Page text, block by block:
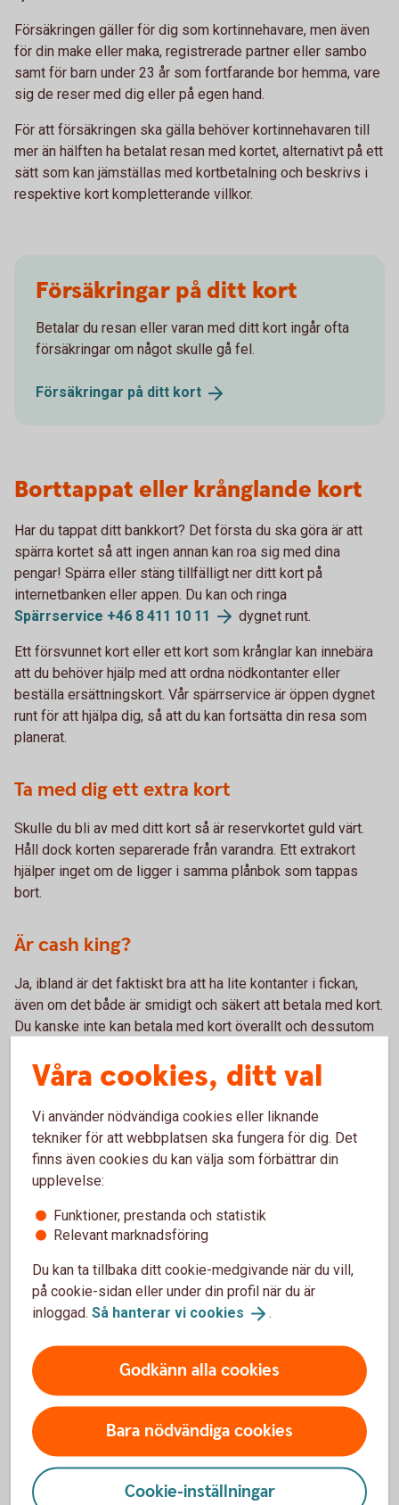
Försäkringen gäller för dig som kortinnehavare, men även
för din make eller maka, registrerade partner eller sambo
samt för barn under 23 år som fortfarande bor hemma, vare
sig de reser med dig eller på egen hand.
För att försäkringen ska gälla behöver kortinnehavaren till
mer än hälften ha betalat resan med kortet, alternativt på ett
sätt som kan jämställas med kortbetalning och beskrivs i
respektive kort kompletterande villkor.
Försäkringar på ditt kort
Betalar du resan eller varan med ditt kort ingår ofta
försäkringar om något skulle gå fel.
Försäkringar på ditt kort
Borttappat eller krånglande kort
Har du tappat ditt bankkort? Det första du ska göra är att
spärra kortet så att ingen annan kan roa sig med dina
pengar! Spärra eller stäng tillfälligt ner ditt kort på
internetbanken eller appen. Du kan och ringa
Spärrservice +46 8 411 10 11 dygnet runt.
Ett försvunnet kort eller ett kort som krånglar kan innebära
att du behöver hjälp med att ordna nödkontanter eller
beställa ersättningskort. Vår spärrservice är öppen dygnet
runt för att hjälpa dig, så att du kan fortsätta din resa som
planerat.
Ta med dig ett extra kort
Skulle du bli av med ditt kort så är reservkortet guld värt.
Håll dock korten separerade från varandra. Ett extrakort
hjälper inget om de ligger i samma plånbok som tappas
bort.
Är cash king?
Ja, ibland är det faktiskt bra att ha lite kontanter i fickan,
även om det både är smidigt och säkert att betala med kort.
Du kanske inte kan betala med kort överallt och dessutom
Tänk på att det har blivit svårare att växla svenska kronor
åker till använder.
Läs mer påRiksbanken.se
Resekort – kort på resan
Att använda kort när du betalar eller behöver ta ut
kontanter i utlandet är enkelt och bekvämt. Skaffa ett
Kort på
Vad händer om du tappar mobil
Våra cookies, ditt val
Vi använder nödvändiga cookies eller liknande
tekniker för att webbplatsen ska fungera för dig. Det
finns även cookies du kan välja som förbättrar din
upplevelse:
Funktioner, prestanda och statistik
Relevant marknadsföring
Du kan ta tillbaka ditt cookie-medgivande när du vill,
på cookie-sidan eller under din profil när du är
inloggad. Så hanterar vi cookies .
Godkänn alla cookies
Bara nödvändiga cookies
Cookie-inställningar